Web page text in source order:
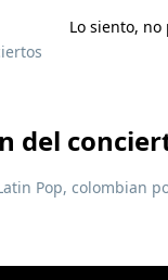
Lo siento,
del
Pop, colombian